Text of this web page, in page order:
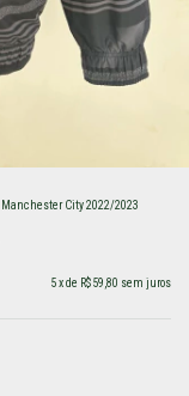
Manchester City 2022/2023
5x de R$59,80 sem juros